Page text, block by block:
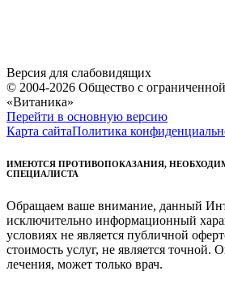
Версия для слабовидящих
© 2004-2026 Общество с
«Витаника»
Перейти в основную версию
Карта сайтаПолитика
ИМЕЮТСЯ ПРОТИВОПОКАЗАНИЯ,
СПЕЦИАЛИСТА
Обращаем ваше внимание, данный
исключительно информационный
условиях не является публичной
стоимость услуг, не является точной.
лечения, может только врач.